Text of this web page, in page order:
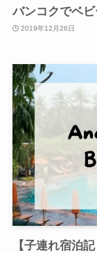
バンコクでベ
2019年12月26日
【子連れ宿泊